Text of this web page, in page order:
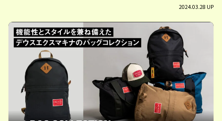
2024.03.28 UP